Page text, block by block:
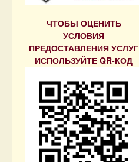
ЧТОБЫ ОЦЕНИТЬ
УСЛОВИЯ
ПРЕДОСТАВЛЕНИЯ УСЛУГ
ИСПОЛЬЗУЙТЕ QR-КОД